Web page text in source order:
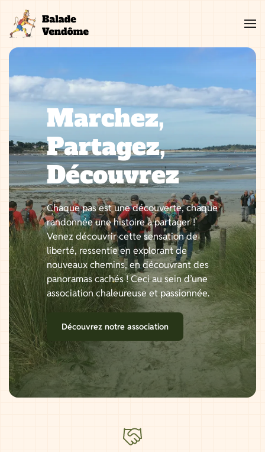
contenu
Marchez,
Partagez,
Découvrez
Chaque pas est une découverte, chaque
randonnée une histoire à partager !
Venez découvrir cette sensation de
liberté, ressentie en explorant de
nouveaux chemins, en découvrant des
panoramas cachés ! Ceci au sein d’une
association chaleureuse et passionnée.
Découvrez notre association